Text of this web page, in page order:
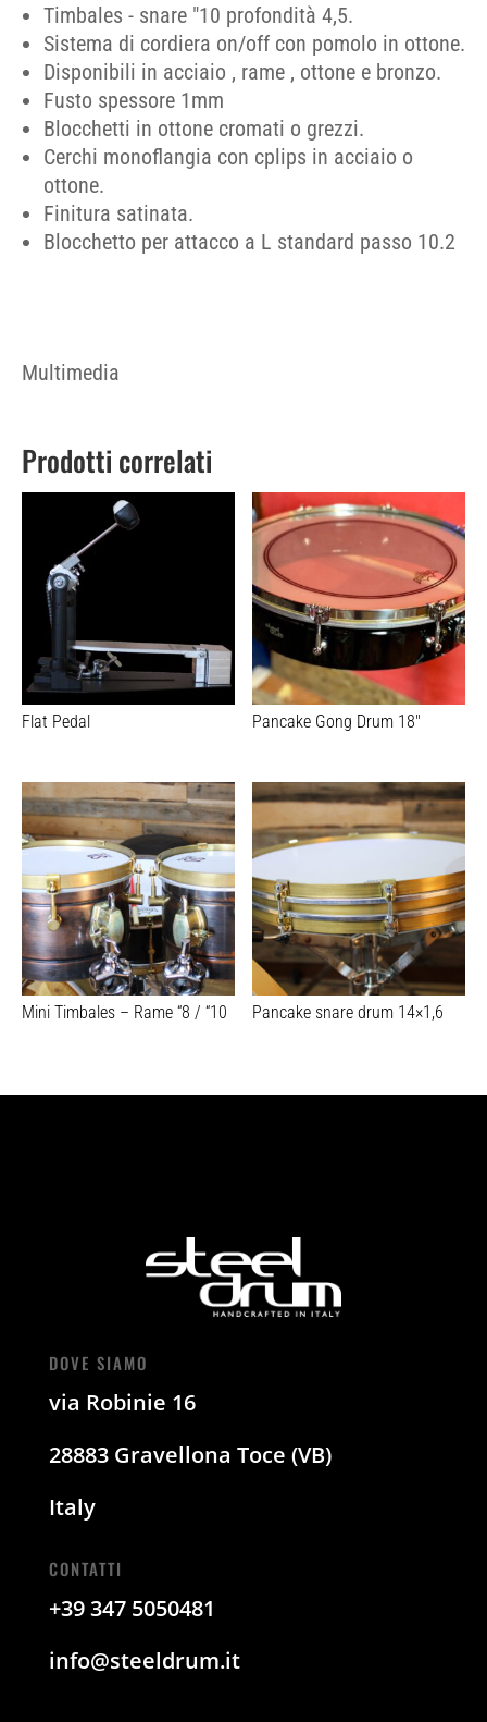
Timbales - snare "10 profondità 4,5.
Sistema di cordiera on/off con pomolo in ottone.
Disponibili in acciaio , rame , ottone e bronzo.
Fusto spessore 1mm
Blocchetti in ottone cromati o grezzi.
Cerchi monoflangia con cplips in acciaio o
ottone.
Finitura satinata.
Blocchetto per attacco a L standard passo 10.2
Multimedia
Prodotti correlati
Flat Pedal Pancake Gong Drum 18″
Mini Timbales – Rame “8 / “10 Pancake snare drum 14×1,6
DOVE SIAMO
via Robinie 16
28883 Gravellona Toce (VB)
Italy
CONTATTI
+39 347 5050481
info@steeldrum.it